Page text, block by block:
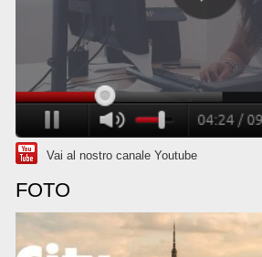
Vai al nostro canale Youtube
FOTO